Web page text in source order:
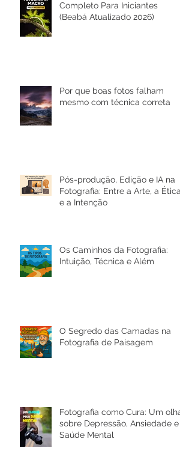
Completo Para Iniciantes
(Beabá Atualizado 2026)
Por que boas fotos falham
mesmo com técnica correta
Pós-produção, Edição e IA na
Fotografia: Entre a Arte, a Ética
e a Intenção
Os Caminhos da Fotografia:
Intuição, Técnica e Além
O Segredo das Camadas na
Fotografia de Paisagem
Fotografia como Cura: Um olhar
sobre Depressão, Ansiedade e a
Saúde Mental